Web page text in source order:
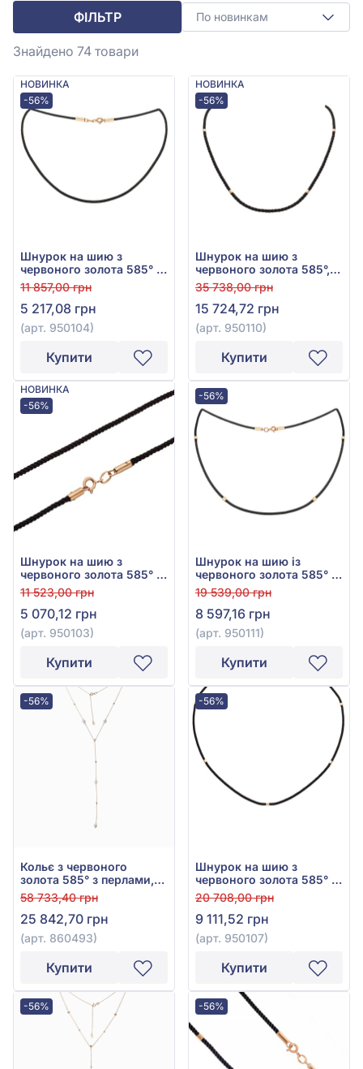
ФІЛЬТР По новинкам
Знайдено 74 товари
НОВИНКА
-56%
Шнурок на шию з
червоного золота 585° з
чорним текстилем, арт.
950104
11 857,00 грн
5 217,08 грн
(арт. 950104)
Купити
НОВИНКА
-56%
Шнурок на шию з
червоного золота 585°,
арт. 950110
35 738,00 грн
15 724,72 грн
(арт. 950110)
Купити
НОВИНКА
-56%
Шнурок на шию з
червоного золота 585° з
чорним текстилем, арт.
950103
11 523,00 грн
5 070,12 грн
(арт. 950103)
Купити
-56%
Шнурок на шию із
червоного золота 585° з
чорним текстилем, арт.
950111
19 539,00 грн
8 597,16 грн
(арт. 950111)
Купити
-56%
Кольє з червоного
золота 585° з перлами,
арт. 860493
58 733,40 грн
25 842,70 грн
(арт. 860493)
Купити
-56%
Шнурок на шию з
червоного золота 585° з
чорним текстилем, арт.
950107
20 708,00 грн
9 111,52 грн
(арт. 950107)
Купити
-56% -56%